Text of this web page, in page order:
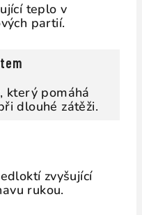
teplo v
partií.
který pomáhá
dlouhé zátěži.
zvyšující
rukou.